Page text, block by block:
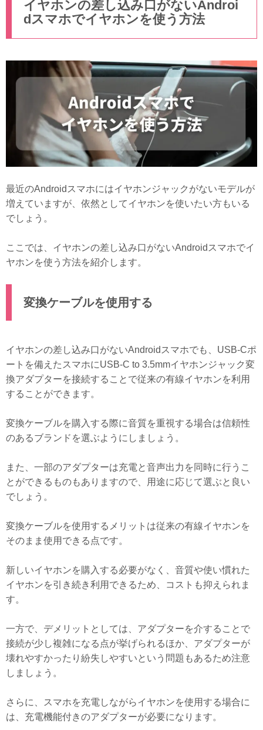
イヤホンの差し込み口がないAndroi
dスマホでイヤホンを使う方法
最近のAndroidスマホにはイヤホンジャックがないモデルが
増えていますが、依然としてイヤホンを使いたい方もいる
でしょう。
ここでは、イヤホンの差し込み口がないAndroidスマホでイ
ヤホンを使う方法を紹介します。
変換ケーブルを使用する
イヤホンの差し込み口がないAndroidスマホでも、USB-Cポ
ートを備えたスマホにUSB-C to 3.5mmイヤホンジャック変
換アダプターを接続することで従来の有線イヤホンを利用
することができます。
変換ケーブルを購入する際に音質を重視する場合は信頼性
のあるブランドを選ぶようにしましょう。
また、一部のアダプターは充電と音声出力を同時に行うこ
とができるものもありますので、用途に応じて選ぶと良い
でしょう。
変換ケーブルを使用するメリットは従来の有線イヤホンを
そのまま使用できる点です。
新しいイヤホンを購入する必要がなく、音質や使い慣れた
イヤホンを引き続き利用できるため、コストも抑えられま
す。
一方で、デメリットとしては、アダプターを介することで
接続が少し複雑になる点が挙げられるほか、アダプターが
壊れやすかったり紛失しやすいという問題もあるため注意
しましょう。
さらに、スマホを充電しながらイヤホンを使用する場合に
は、充電機能付きのアダプターが必要になります。